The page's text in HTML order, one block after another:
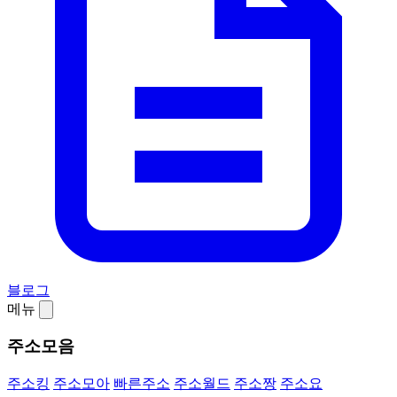
블로그
메뉴
주소모음
주소킹 주소모아 빠른주소 주소월드 주소짱 주소요